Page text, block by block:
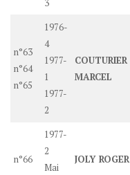
3
n°63
n°64
n°65
1976-
4
1977-
1
1977-
2
COUTURIER
MARCEL
n°66
1977-
2
Mai
JOLY ROGER